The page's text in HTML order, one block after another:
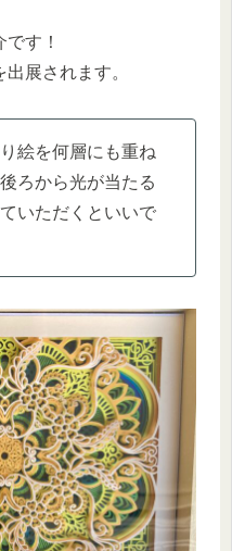
です！
出展されます。
絵を何層にも重ね
ろから光が当たる
いただくといいで